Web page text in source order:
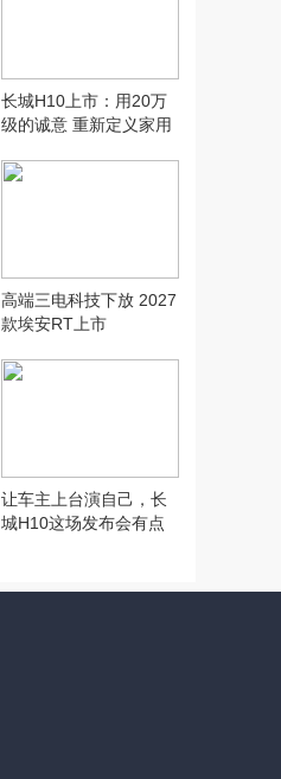
长城H10上市：用20万
级的诚意 重新定义家用
高端三电科技下放 2027
款埃安RT上市
让车主上台演自己，长
城H10这场发布会有点